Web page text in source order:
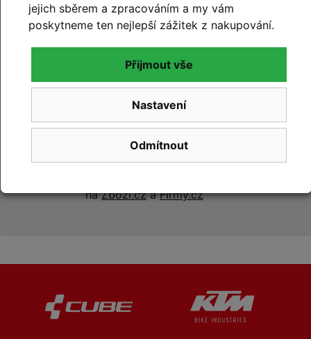
prohlédnout hodnocení
naGoogle.com
99% hodnocení
zákazníků
naZboží.czaFirmy.cz
jejich sběrem a zpracováním a my vám
poskytneme ten nejlepší zážitek z nakupování.
Odmítnout
Nastavení
Přijmout vše